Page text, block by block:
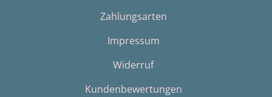
Zahlungsarten
Impressum
Widerruf
Kundenbewertungen